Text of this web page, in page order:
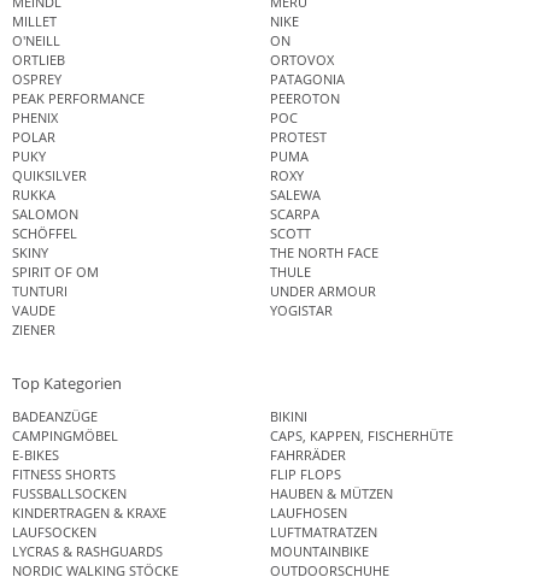
MILLET
NIKE
O'NEILL
ON
ORTLIEB
ORTOVOX
OSPREY
PATAGONIA
PEAK PERFORMANCE
PEEROTON
PHENIX
POC
POLAR
PROTEST
PUKY
PUMA
QUIKSILVER
ROXY
RUKKA
SALEWA
SALOMON
SCARPA
SCHÖFFEL
SCOTT
SKINY
THE NORTH FACE
SPIRIT OF OM
THULE
TUNTURI
UNDER ARMOUR
VAUDE
YOGISTAR
ZIENER
Top Kategorien
BADEANZÜGE
BIKINI
CAMPINGMÖBEL
CAPS, KAPPEN, FISCHERHÜTE
E-BIKES
FAHRRÄDER
FITNESS SHORTS
FLIP FLOPS
FUSSBALLSOCKEN
HAUBEN & MÜTZEN
KINDERTRAGEN & KRAXE
LAUFHOSEN
LAUFSOCKEN
LUFTMATRATZEN
LYCRAS & RASHGUARDS
MOUNTAINBIKE
NORDIC WALKING STÖCKE
OUTDOORSCHUHE